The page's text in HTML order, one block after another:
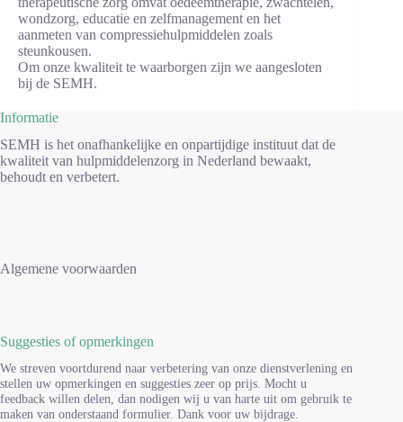
wondzorg, educatie en zelfmanagement en het
aanmeten van compressiehulpmiddelen zoals
steunkousen.
Om onze kwaliteit te waarborgen zijn we aangesloten
bij de SEMH.
Informatie
SEMH is het onafhankelijke en onpartijdige instituut dat de
kwaliteit van hulpmiddelenzorg in Nederland bewaakt,
behoudt en verbetert.
Algemene voorwaarden
Suggesties of opmerkingen
We streven voortdurend naar verbetering van onze dienstverlening en
stellen uw opmerkingen en suggesties zeer op prijs. Mocht u
feedback willen delen, dan nodigen wij u van harte uit om gebruik te
maken van onderstaand formulier. Dank voor uw bijdrage.